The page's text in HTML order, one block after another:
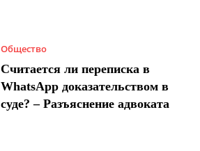
Общество
Считается ли переписка в
WhatsApp доказательством в
суде? – Разъяснение адвоката